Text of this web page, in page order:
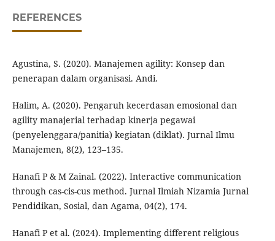
REFERENCES
Agustina, S. (2020). Manajemen agility: Konsep dan
penerapan dalam organisasi. Andi.
Halim, A. (2020). Pengaruh kecerdasan emosional dan
agility manajerial terhadap kinerja pegawai
(penyelenggara/panitia) kegiatan (diklat). Jurnal Ilmu
Manajemen, 8(2), 123–135.
Hanafi P & M Zainal. (2022). Interactive communication
through cas-cis-cus method. Jurnal Ilmiah Nizamia Jurnal
Pendidikan, Sosial, dan Agama, 04(2), 174.
Hanafi P et al. (2024). Implementing different religious